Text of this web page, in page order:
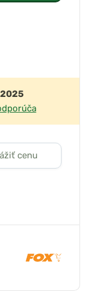
2025
cenu